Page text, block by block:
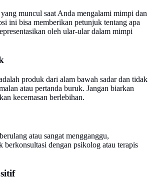
muncul saat Anda mengalami mimpi dan
ini bisa memberikan petunjuk tentang apa
oleh ular-ular dalam mimpi
produk dari alam bawah sadar dan tidak
atau pertanda buruk. Jangan biarkan
kecemasan berlebihan.
atau sangat mengganggu,
berkonsultasi dengan psikolog atau terapis